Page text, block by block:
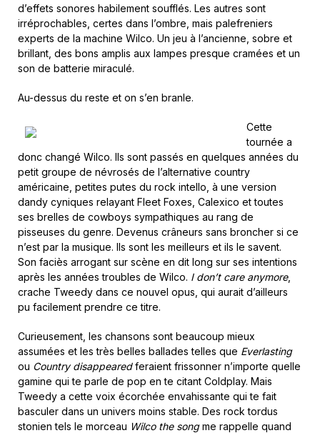
d’effets sonores habilement soufflés. Les autres sont
irréprochables, certes dans l’ombre, mais palefreniers
experts de la machine Wilco. Un jeu à l’ancienne, sobre et
brillant, des bons amplis aux lampes presque cramées et un
son de batterie miraculé.
Au-dessus du reste et on s’en branle.
Cette
tournée a
donc changé Wilco. Ils sont passés en quelques années du
petit groupe de névrosés de l’alternative country
américaine, petites putes du rock intello, à une version
dandy cyniques relayant Fleet Foxes, Calexico et toutes
ses brelles de cowboys sympathiques au rang de
pisseuses du genre. Devenus crâneurs sans broncher si ce
n’est par la musique. Ils sont les meilleurs et ils le savent.
Son faciès arrogant sur scène en dit long sur ses intentions
après les années troubles de Wilco. I don’t care anymore,
crache Tweedy dans ce nouvel opus, qui aurait d’ailleurs
pu facilement prendre ce titre.
Curieusement, les chansons sont beaucoup mieux
assumées et les très belles ballades telles que Everlasting
ou Country disappearedferaient frissonner n’importe quelle
gamine qui te parle de pop en te citant Coldplay. Mais
Tweedy a cette voix écorchée envahissante qui te fait
basculer dans un univers moins stable. Des rock tordus
stonien tels le morceau Wilco the songme rappelle quand